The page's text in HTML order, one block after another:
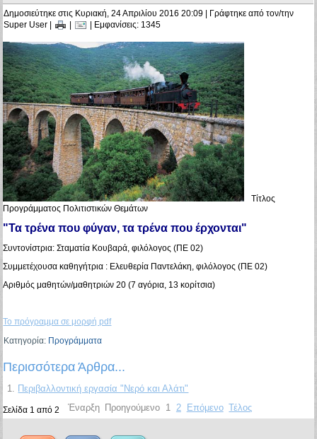
Δημοσιεύτηκε στις Κυριακή, 24 Απριλίου 2016 20:09 | Γράφτηκε από τον/την
Super User
| Εμφανίσεις: 1345
Τίτλος
Προγράμματος Πολιτιστικών Θεμάτων
"Τα τρένα που φύγαν, τα τρένα που έρχονται"
Συντονίστρια: Σταματία Κουβαρά, φιλόλογος (ΠΕ 02)
Συμμετέχουσα καθηγήτρια : Ελευθερία Παντελάκη, φιλόλογος (ΠΕ 02)
Αριθμός μαθητών/μαθητριών 20 (7 αγόρια, 13 κορίτσια)
Το πρόγραμμα σε μορφή pdf
Κατηγορία: Προγράμματα
Περισσότερα Άρθρα...
Περιβαλλοντική εργασία "Νερό και Αλάτι"
Σελίδα 1 από 2 Έναρξη Προηγούμενο 1 2 Επόμενο Τέλος